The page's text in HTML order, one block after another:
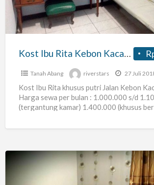
Kacang
40
Kost Ibu Rita Kebon Kacang 40
Tanah Abang riverstars 27 Juli
Kost Ibu Rita khusus putri Jalan Kebon
Harga sewa per bulan : 1.000.000 s/d
(tergantung kamar) 1.400.000 (khusus
Kost